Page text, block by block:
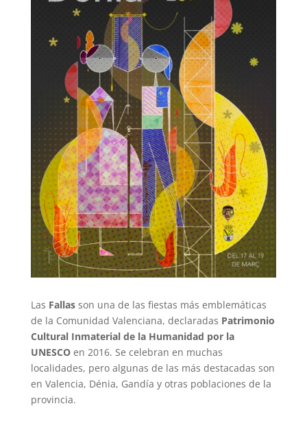
Las Fallasson una de las fiestas más emblemáticas
de la Comunidad Valenciana, declaradas Patrimonio
Cultural Inmaterial de la Humanidad por la
UNESCOen 2016. Se celebran en muchas
localidades, pero algunas de las más destacadas son
en Valencia, Dénia, Gandía y otras poblaciones de la
provincia.